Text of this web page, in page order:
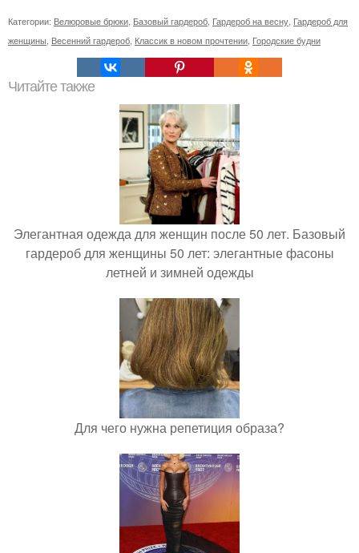
Категории: Велюровые брюки Базовый гардероб Гардероб на весну Гардероб для
женщины Весенний гардероб Классик в новом прочтении Городские будни
Читайте также
Элегантная одежда для женщин после 50 лет. Базовый
гардероб для женщины 50 лет: элегантные фасоны
летней и зимней одежды
Для чего нужна репетиция образа?